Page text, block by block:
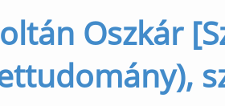
Oszkár